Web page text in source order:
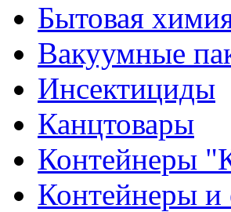
Бытовая
Вакуумные
Инсектициды
Канцтовары
Контейнеры
Контейнеры и